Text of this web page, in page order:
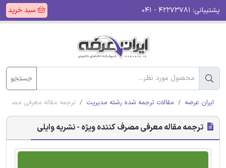
پشتیبانی: سبد خرید
جستجو
ایران عرضه مقالات ترجمه شده رشته مدیریت ترجمه مقاله معرفی مصرف
ترجمه مقاله معرفی مصرف کننده ویژه - نشریه وایلی